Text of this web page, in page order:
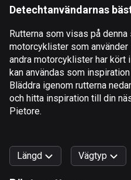
Algeriet
Amerikanska
1 rutt
Andorra
62 rutter
1 rutt
Detechtanvändarnas
Rutterna som visas på
motorcyklister som
andra motorcyklister har kört
kan användas som
Bläddra igenom rutterna
och hitta inspiration till din
Pietore.
Längd Vägtyp